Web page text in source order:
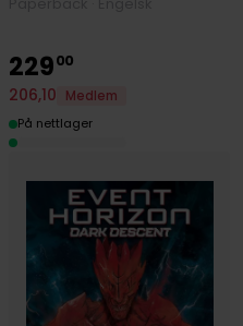
22900
206,10
Medlem
På nettlager